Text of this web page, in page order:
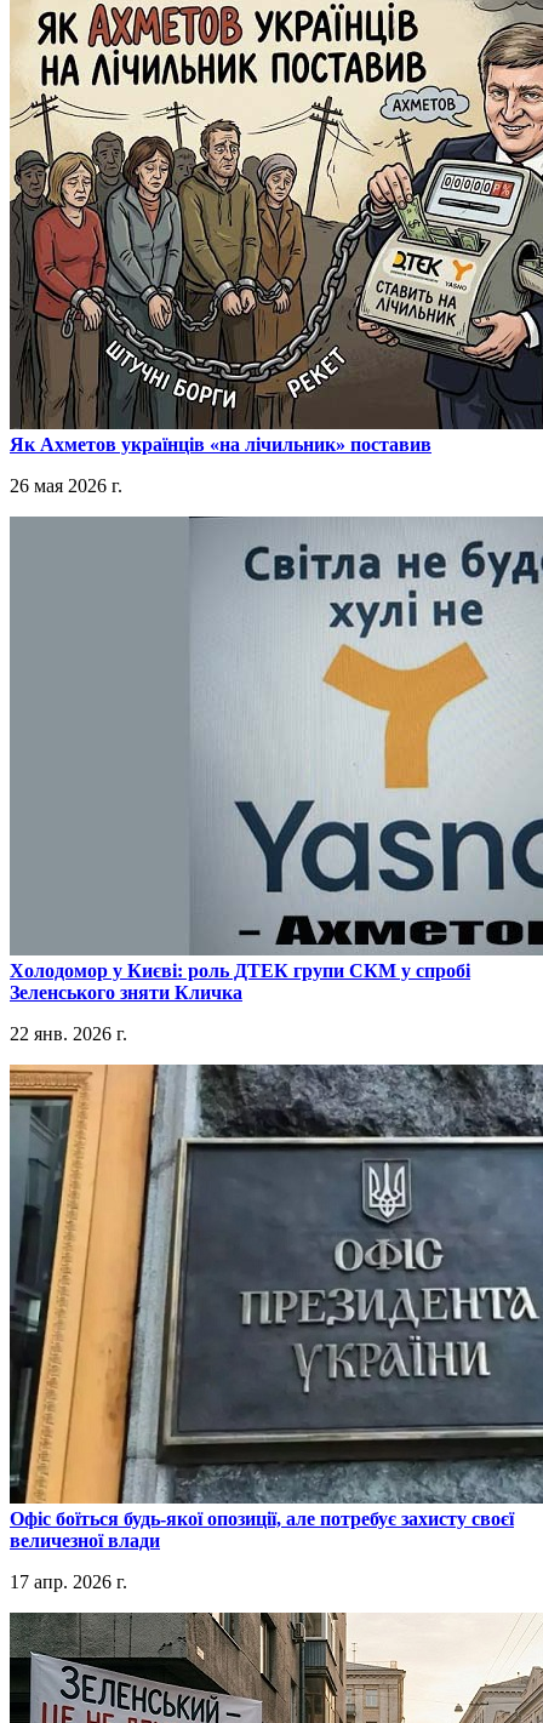
​Як Ахметов українців «на лічильник» поставив
26 мая 2026 г.
​Холодомор у Києві: роль ДТЕК групи СКМ у спробі
Зеленського зняти Кличка
22 янв. 2026 г.
​Офіс боїться будь-якої опозиції, але потребує захисту своєї
величезної влади
17 апр. 2026 г.